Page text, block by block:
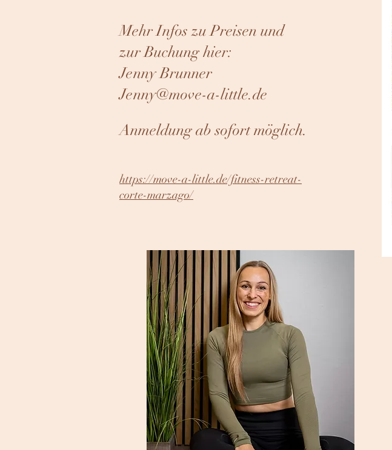
Mehr Infos zu Preisen und
zur Buchung hier:
Jenny Brunner
Jenny@move-a-little.de
Anmeldung ab sofort möglich.
https://move-a-little.de/fitness-retreat-
corte-marzago/